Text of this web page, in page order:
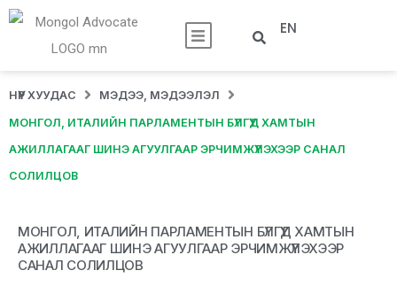
EN
НҮҮР ХУУДАС МЭДЭЭ, МЭДЭЭЛЭЛ
МОНГОЛ, ИТАЛИЙН ПАРЛАМЕНТЫН БҮЛГҮҮД ХАМТЫН
АЖИЛЛАГААГ ШИНЭ АГУУЛГААР ЭРЧИМЖҮҮЛЭХЭЭР САНАЛ
СОЛИЛЦОВ
МОНГОЛ, ИТАЛИЙН ПАРЛАМЕНТЫН БҮЛГҮҮД ХАМТЫН
АЖИЛЛАГААГ ШИНЭ АГУУЛГААР ЭРЧИМЖҮҮЛЭХЭЭР
САНАЛ СОЛИЛЦОВ